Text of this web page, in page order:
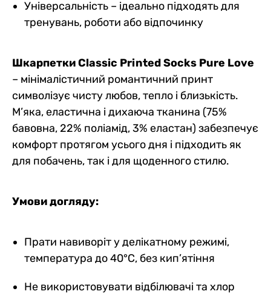
Універсальність – ідеально підходять для
тренувань, роботи або відпочинку
Шкарпетки Classic Printed Socks Pure Love
– мінімалістичний романтичний принт
символізує чисту любов, тепло і близькість.
М’яка, еластична і дихаюча тканина (75%
бавовна, 22% поліамід, 3% еластан) забезпечує
комфорт протягом усього дня і підходить як
для побачень, так і для щоденного стилю.
Умови догляду:
Прати навиворіт у делікатному режимі,
температура до 40°C, без кип’ятіння
Не використовувати відбілювачі та хлор